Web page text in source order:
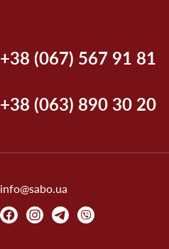
+38 (067) 567 91 81
+38 (063) 890 30 20
info@sabo.ua